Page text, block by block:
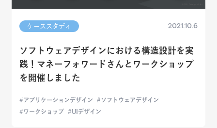
ケーススタディ 2021.10.6
ソフトウェアデザインにおける構造設計を実
践！マネーフォワードさんとワークショップ
を開催しました
アプリケーションデザイン
ソフトウェアデザイン
ワークショップ
UIデザイン